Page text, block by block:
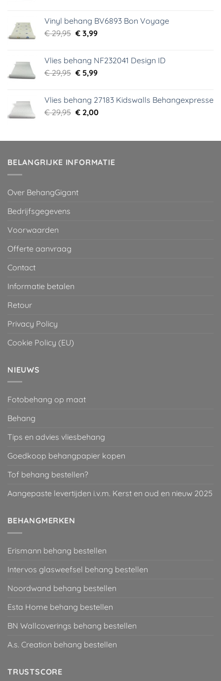
€ 44,95.€ 6,99.
Vinyl behang BV6893 Bon Voyage
€29,95 Oorspronkelijke
€ 29,95.
€3,99Huidige
€ 3,99.
Vlies behang NF232041 Design ID
€29,95 Oorspronkelijke
€ 29,95.
€5,99Huidige
€ 5,99.
Vlies behang 27183 Kidswalls Behangexpresse
€29,95 Oorspronkelijke
€ 29,95.
€2,00Huidige
€ 2,00.
BELANGRIJKE INFORMATIE
Over BehangGigant
Bedrijfsgegevens
Voorwaarden
Offerte aanvraag
Contact
Informatie betalen
Retour
Privacy Policy
Cookie Policy (EU)
NIEUWS
Fotobehang op maat
Behang
Tips en advies vliesbehang
Goedkoop behangpapier kopen
Tof behang bestellen?
Aangepaste levertijden i.v.m. Kerst en oud en nieuw 2025
BEHANGMERKEN
Erismann behang bestellen
Intervos glasweefsel behang bestellen
Noordwand behang bestellen
Esta Home behang bestellen
BN Wallcoverings behang bestellen
A.s. Creation behang bestellen
TRUSTSCORE